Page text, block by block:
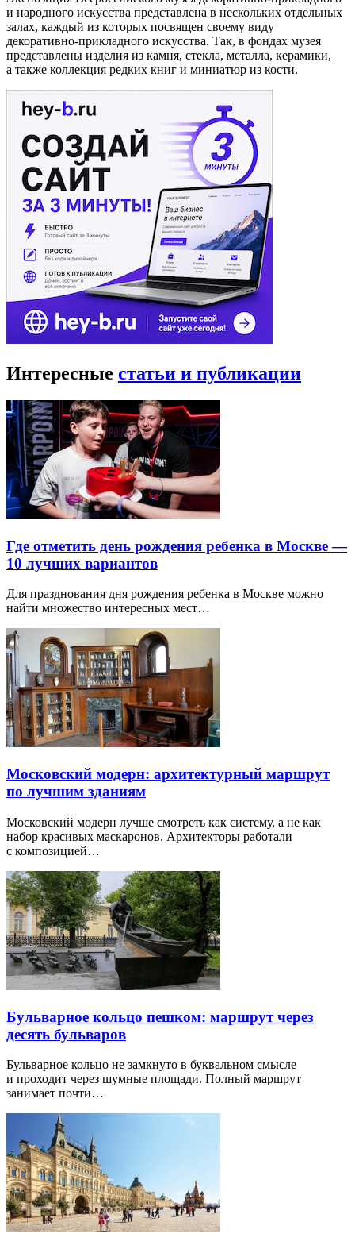
и народного искусства представлена в нескольких отдельных
залах, каждый из которых посвящен своему виду
декоративно-прикладного искусства. Так, в фондах музея
представлены изделия из камня, стекла, металла, керамики,
а также коллекция редких книг и миниатюр из кости.
Интересные статьи и публикации
Где отметить день рождения ребенка в Москве —
10 лучших вариантов
Для празднования дня рождения ребенка в Москве можно
найти множество интересных мест…
Московский модерн: архитектурный маршрут
по лучшим зданиям
Московский модерн лучше смотреть как систему, а не как
набор красивых маскаронов. Архитекторы работали
с композицией…
Бульварное кольцо пешком: маршрут через
десять бульваров
Бульварное кольцо не замкнуто в буквальном смысле
и проходит через шумные площади. Полный маршрут
занимает почти…